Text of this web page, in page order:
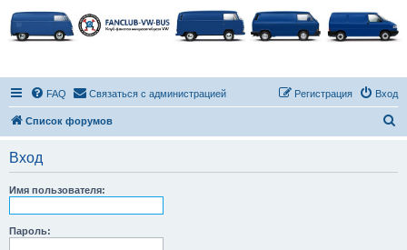
FAQ Связаться с администрацией Вход
Регистрация
Список форумов
Вход
Имя пользователя:
Пароль: